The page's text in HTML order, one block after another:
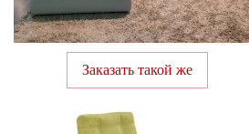
Заказать такой же